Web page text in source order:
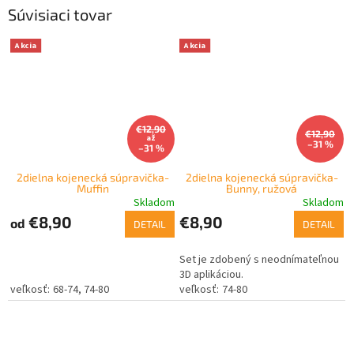
Súvisiaci tovar
Akcia
€12,90
až
–31 %
2dielna kojenecká súpravička-
Muffin
Skladom
od €8,90 DETAIL
68-74 74-80
Akcia
€12,90
–31 %
2dielna kojenecká súpravička-
Bunny, ružová
Skladom
€8,90 DETAIL
Set je zdobený s neodnímateľnou
3D aplikáciou.
74-80